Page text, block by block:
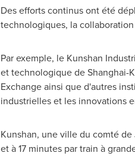
Des efforts continus ont été
technologiques, la
Par exemple, le Kunshan
et technologique de Shanghai-
Exchange ainsi que d'autres
industrielles et les innovations
Kunshan, une ville du comté
et à 17 minutes par train à